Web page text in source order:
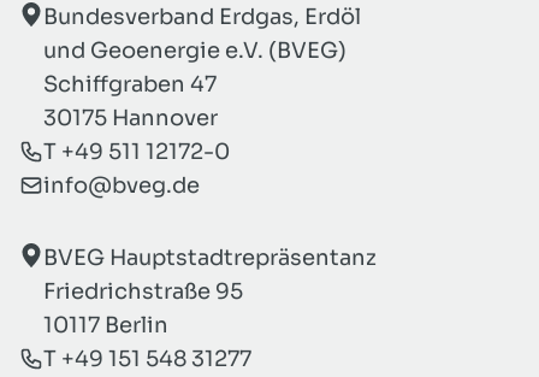
Bundesverband Erdgas, Erdöl
und Geoenergie e.V. (BVEG)
Schiffgraben 47
30175 Hannover
T +49 511 12172-0
info@bveg.de
BVEG Hauptstadtrepräsentanz
Friedrichstraße 95
10117 Berlin
T +49 151 548 31277